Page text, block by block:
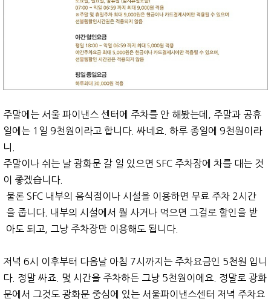
주말에는 서울 파이낸스 센터에 주차를 안 해봤는데, 주말과 공휴
일에는 1일 9천원이라고 합니다. 싸네요. 하루 종일에 9천원이라
니.
주말이나 쉬는 날 광화문 갈 일 있으면 SFC 주차장에 차를 대는 것
이 좋겠습니다.
물론 SFC 내부의 음식점이나 시설을 이용하면 무료 주차 2시간
을 줍니다. 내부의 시설에서 뭘 사거나 먹으면 그걸로 할인을 받
아도 되고, 그냥 주차장만 이용해도 됩니다.
저녁 6시 이후부터 다음날 아침 7시까지는 주차요금인 5천원 입니
다. 정말 싸죠. 몇 시간을 주차하든 그냥 5천원이에요. 정말로 광화
문에서 그것도 광화문 중심에 있는 서울파이낸스센터 저녁 주차요